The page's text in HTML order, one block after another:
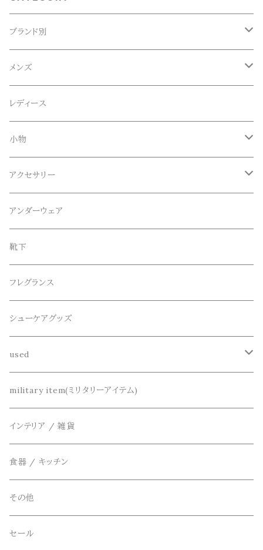
ブランド別
ACE SNKR(エーススニーカー)
Anapau,Seaing,ANAPAU UG
Blundstone(ブランドストーン)
CameOne(ケイムワン)
CANDY DESIGN&WORKS(CDW)
collonil(コロニル)
CountyComm(カウンティーコム)
decka(デカ)
dros dro(ドロスドロ)
DETAIL(ディティール)
THE FLAVOR DESIGN(ザ フレーバーデザイン)
FOB FACTORY(エフオービーファクトリー)
Four Seasons Garage(FSG)
freewaters(フリーウォータース)
メンズ
トップス
Tシャツ
ロンT
シャツ
カーディガン
ボトムス
ロング
ショート
セットアップ
シューズ
シューズ
サンダル
レディース
小物
帽子、マフラー、手袋
メガネ、サングラス
ベルト
腕時計
キーアクセサリー
財布、コインケース、マネークリップ
鞄
アクセサリー
リング
ブレスレット、バングル
ネックレス
アンダーウェア
靴下
フレグランス
シューケアグッズ
used
リメイク
アクセサリー
military item(ミリタリーアイテム)
インテリア / 雑貨
食器 / キッチン
その他
セール